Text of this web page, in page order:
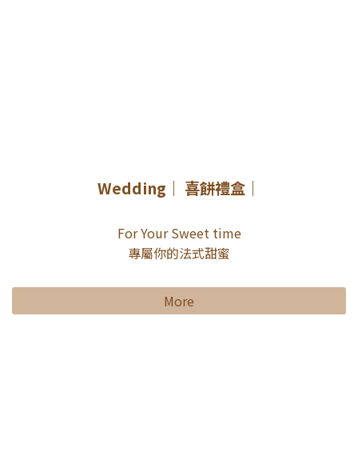
Wedding｜ 喜餅禮盒｜
For Your Sweet time
專屬你的法式甜蜜
More